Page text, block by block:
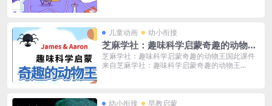
儿童动画 幼小衔接
芝麻学社：趣味科学启蒙奇趣的动物王
国
芝麻学社：趣味科学启蒙奇趣的动物王国此课件
来自芝麻学社：趣味科学启蒙奇趣的动物王...
幼小衔接 早教启蒙